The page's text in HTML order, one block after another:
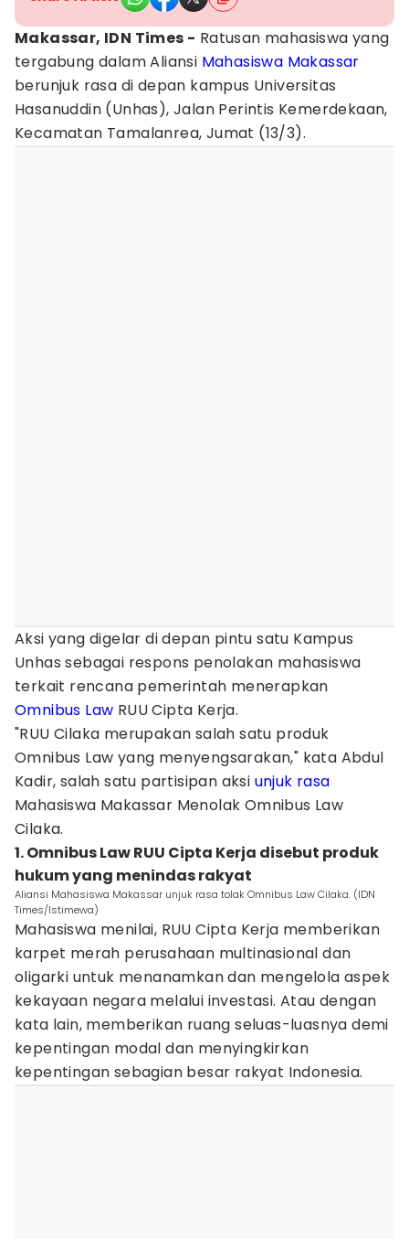
Makassar, IDN Times - Ratusan mahasiswa yang
tergabung dalam Aliansi Mahasiswa Makassar
berunjuk rasa di depan kampus Universitas
Hasanuddin (Unhas), Jalan Perintis Kemerdekaan,
Kecamatan Tamalanrea, Jumat (13/3).
Aksi yang digelar di depan pintu satu Kampus
Unhas sebagai respons penolakan mahasiswa
terkait rencana pemerintah menerapkan
Omnibus Law RUU Cipta Kerja.
"RUU Cilaka merupakan salah satu produk
Omnibus Law yang menyengsarakan," kata Abdul
Kadir, salah satu partisipan aksi unjuk rasa
Mahasiswa Makassar Menolak Omnibus Law
Cilaka.
1. Omnibus Law RUU Cipta Kerja disebut produk
hukum yang menindas rakyat
Aliansi Mahasiswa Makassar unjuk rasa tolak Omnibus Law Cilaka. (IDN
Times/Istimewa)
Mahasiswa menilai, RUU Cipta Kerja memberikan
karpet merah perusahaan multinasional dan
oligarki untuk menanamkan dan mengelola aspek
kekayaan negara melalui investasi. Atau dengan
kata lain, memberikan ruang seluas-luasnya demi
kepentingan modal dan menyingkirkan
kepentingan sebagian besar rakyat Indonesia.